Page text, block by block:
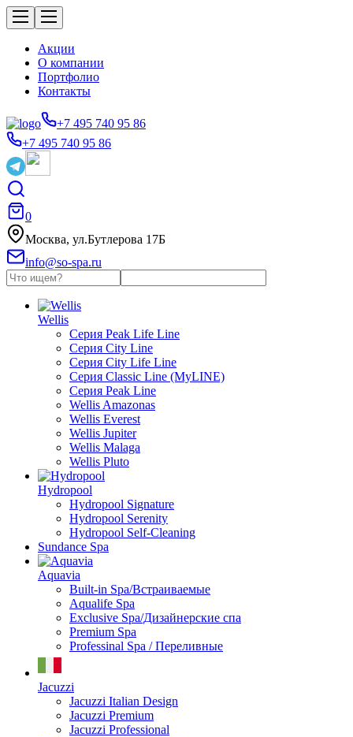
Акции
О компании
Портфолио
Контакты
+7 495 740 95 86
+7 495 740 95 86
0
Москва, ул.Бутлерова 17Б
info@so-spa.ru
Wellis
Серия Peak Life Line
Серия City Line
Серия City Life Line
Серия Classic Line (MyLINE)
Серия Peak Line
Wellis Amazonas
Wellis Everest
Wellis Jupiter
Wellis Malaga
Wellis Pluto
Hydropool
Hydropool Signature
Hydropool Serenity
Hydropool Self-Сleaning
Sundance Spa
Aquavia
Built-in Spa/Встраиваемые
Aqualife Spa
Exclusive Spa/Дизайнерские спа
Premium Spa
Professinal Spa / Переливные
Jacuzzi
Jacuzzi Italian Design
Jacuzzi Premium
Jacuzzi Professional